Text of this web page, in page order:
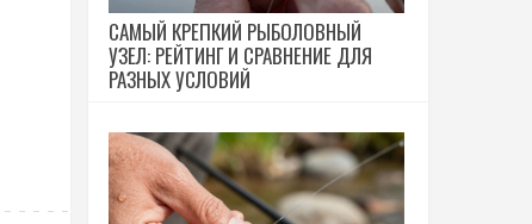
САМЫЙ КРЕПКИЙ РЫБОЛОВНЫЙ
УЗЕЛ: РЕЙТИНГ И СРАВНЕНИЕ ДЛЯ
РАЗНЫХ УСЛОВИЙ